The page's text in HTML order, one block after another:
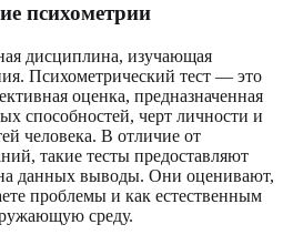
психометрии
дисциплина, изучающая
Психометрический тест — это
оценка, предназначенная
способностей, черт личности и
человека. В отличие от
такие тесты предоставляют
данных выводы. Они оценивают,
проблемы и как естественным
среду.